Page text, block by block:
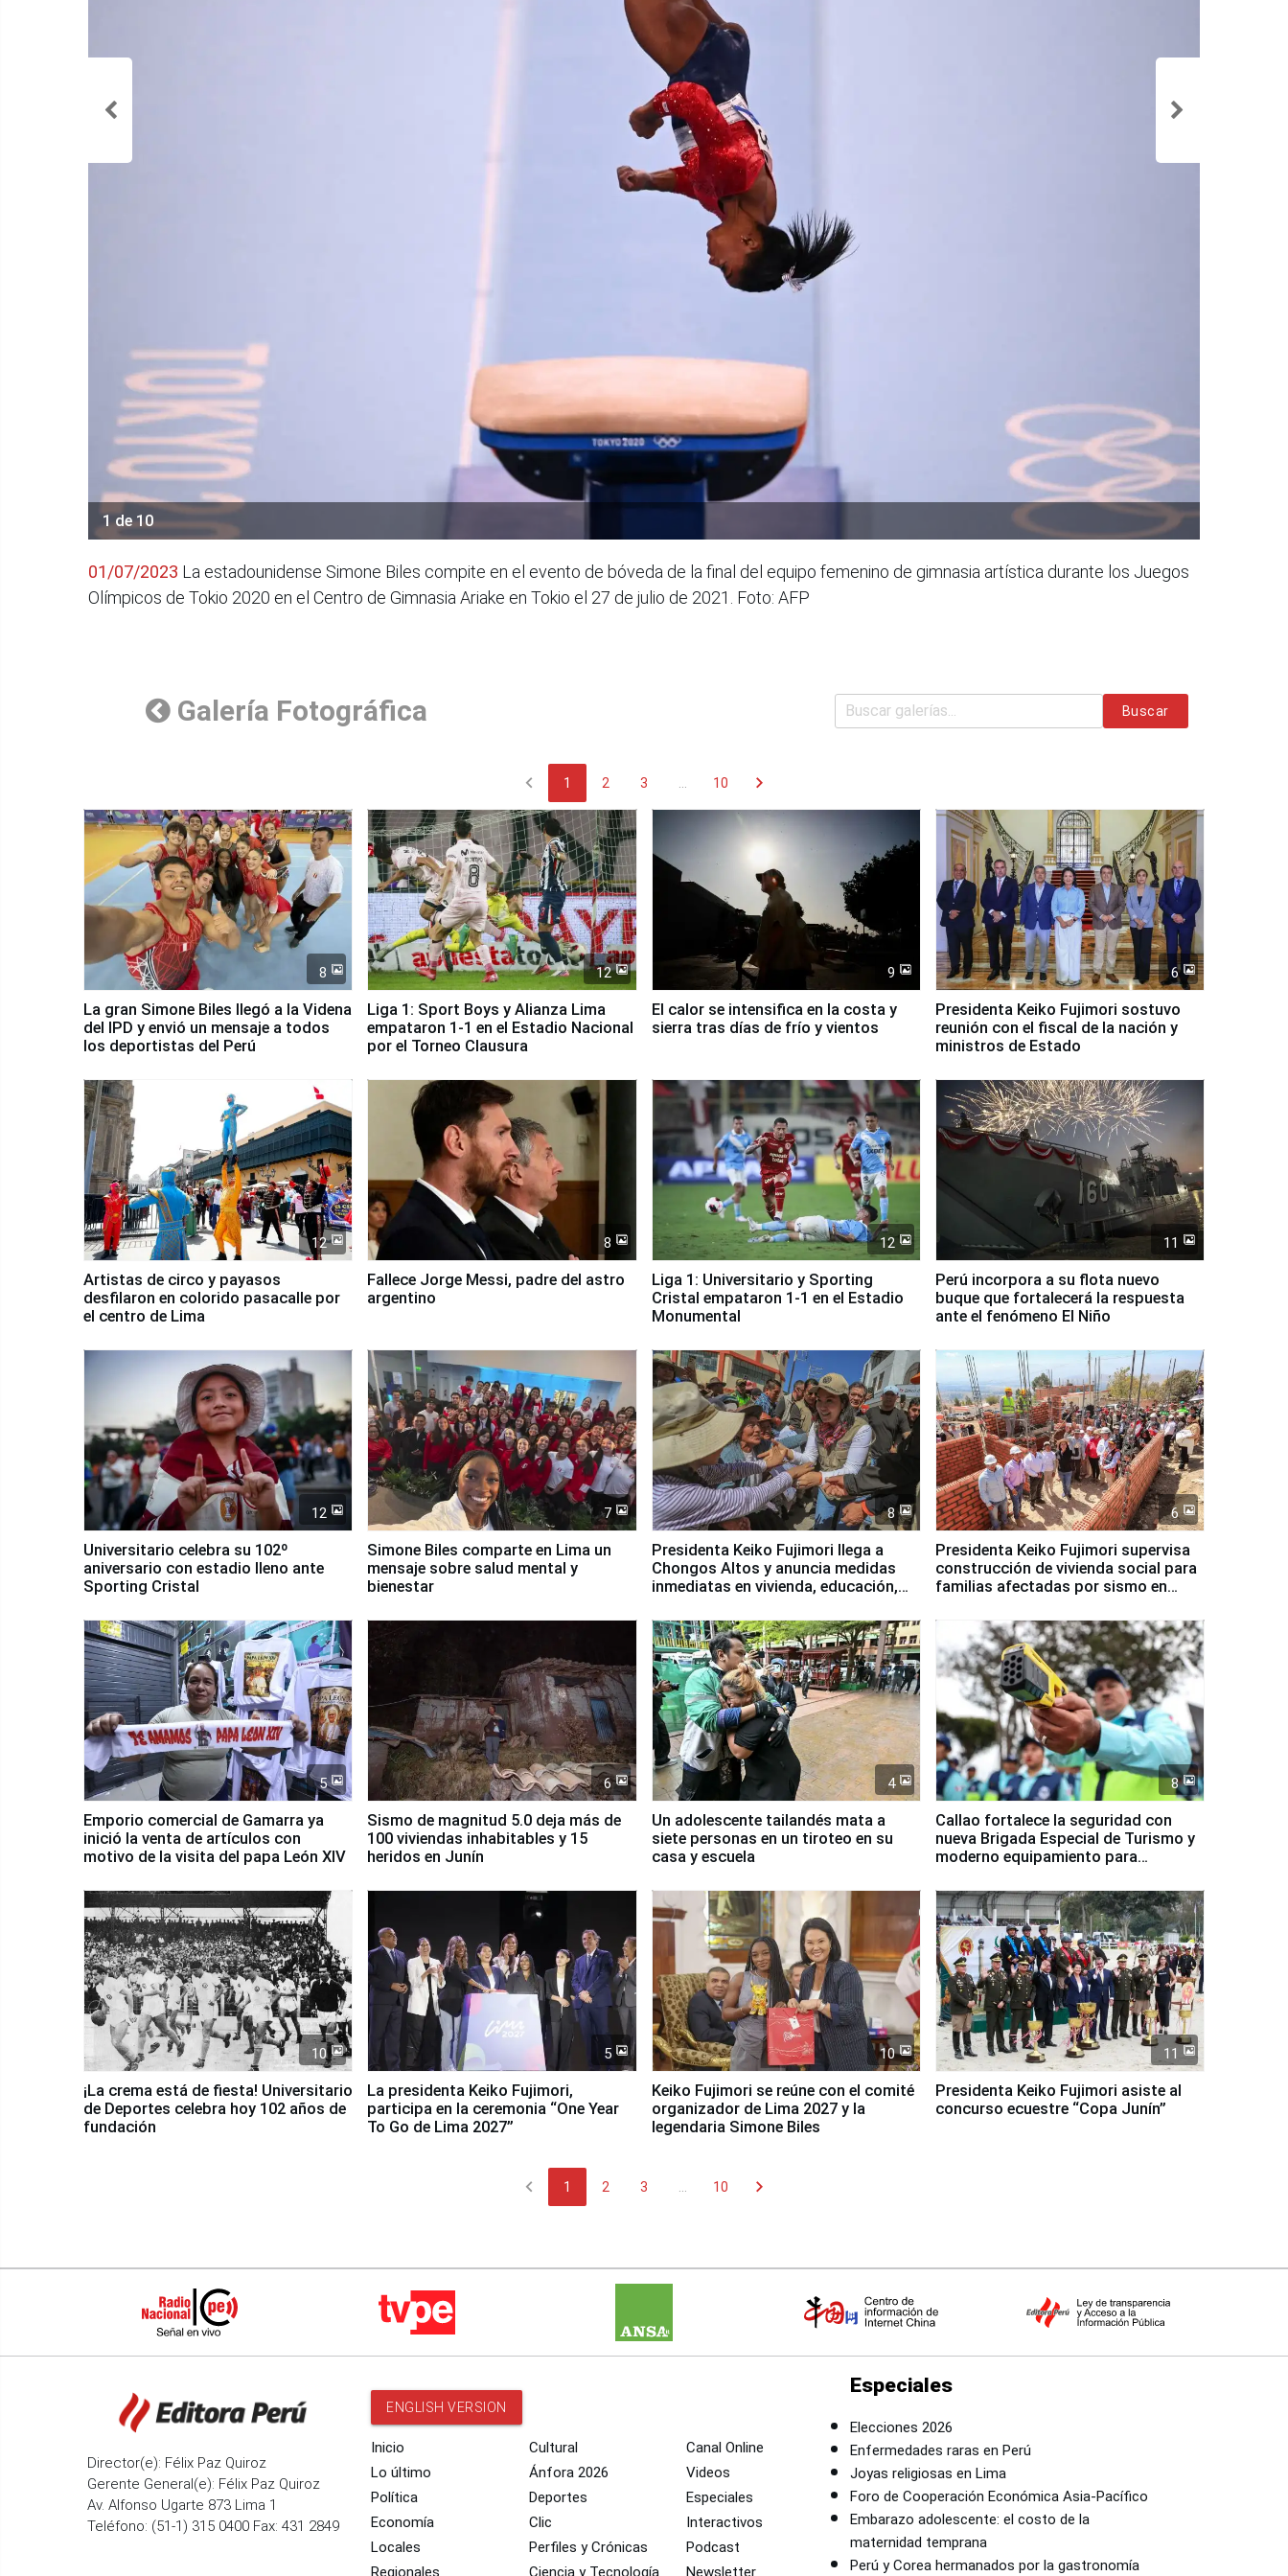
1 de 10
01/07/2023 La estadounidense Simone Biles compite en el evento de bóveda de la final del equipo femenino de gimnasia artística durante los Juegos
Olímpicos de Tokio 2020 en el Centro de Gimnasia Ariake en Tokio el 27 de julio de 2021. Foto: AFP
Galería Fotográfica Buscar
chevron_left 1 2 3 10 chevron_right
8
La gran Simone Biles llegó a la Videna
del IPD y envió un mensaje a todos
los deportistas del Perú
12
Liga 1: Sport Boys y Alianza Lima
empataron 1-1 en el Estadio Nacional
por el Torneo Clausura
9
El calor se intensifica en la costa y
sierra tras días de frío y vientos
6
Presidenta Keiko Fujimori sostuvo
reunión con el fiscal de la nación y
ministros de Estado
12
Artistas de circo y payasos
desfilaron en colorido pasacalle por
el centro de Lima
8
Fallece Jorge Messi, padre del astro
argentino
12
Liga 1: Universitario y Sporting
Cristal empataron 1-1 en el Estadio
Monumental
11
Perú incorpora a su flota nuevo
buque que fortalecerá la respuesta
ante el fenómeno El Niño
12
Universitario celebra su 102º
aniversario con estadio lleno ante
Sporting Cristal
7
Simone Biles comparte en Lima un
mensaje sobre salud mental y
bienestar
8
Presidenta Keiko Fujimori llega a
Chongos Altos y anuncia medidas
inmediatas en vivienda, educación,
6
Presidenta Keiko Fujimori supervisa
construcción de vivienda social para
familias afectadas por sismo en
5
Emporio comercial de Gamarra ya
inició la venta de artículos con
motivo de la visita del papa León XIV
6
Sismo de magnitud 5.0 deja más de
100 viviendas inhabitables y 15
heridos en Junín
4
Un adolescente tailandés mata a
siete personas en un tiroteo en su
casa y escuela
8
Callao fortalece la seguridad con
nueva Brigada Especial de Turismo y
moderno equipamiento para
10
¡La crema está de fiesta! Universitario
de Deportes celebra hoy 102 años de
fundación
5
La presidenta Keiko Fujimori,
participa en la ceremonia “One Year
To Go de Lima 2027”
10
Keiko Fujimori se reúne con el comité
organizador de Lima 2027 y la
legendaria Simone Biles
11
Presidenta Keiko Fujimori asiste al
concurso ecuestre “Copa Junín”
chevron_left 1 2 3 10 chevron_right
Director(e): Félix Paz Quiroz
Gerente General(e): Félix Paz Quiroz
Av. Alfonso Ugarte 873 Lima 1
Teléfono: (51-1) 315 0400 Fax: 431 2849
ENGLISH VERSION
Inicio
Lo último
Política
Economía
Locales
Regionales
Cultural
Ánfora 2026
Deportes
Clic
Perfiles y Crónicas
Ciencia y Tecnología
Canal Online
Videos
Especiales
Interactivos
Podcast
Newsletter
Especiales
Elecciones 2026
Enfermedades raras en Perú
Joyas religiosas en Lima
Foro de Cooperación Económica Asia-Pacífico
Embarazo adolescente: el costo de la
maternidad temprana
Perú y Corea hermanados por la gastronomía